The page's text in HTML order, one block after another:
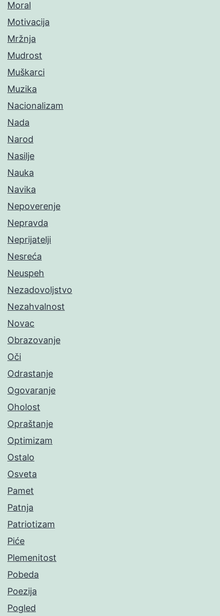
Moral
Motivacija
Mržnja
Mudrost
Muškarci
Muzika
Nacionalizam
Nada
Narod
Nasilje
Nauka
Navika
Nepoverenje
Nepravda
Neprijatelji
Nesreća
Neuspeh
Nezadovoljstvo
Nezahvalnost
Novac
Obrazovanje
Oči
Odrastanje
Ogovaranje
Oholost
Opraštanje
Optimizam
Ostalo
Osveta
Pamet
Patnja
Patriotizam
Piće
Plemenitost
Pobeda
Poezija
Pogled